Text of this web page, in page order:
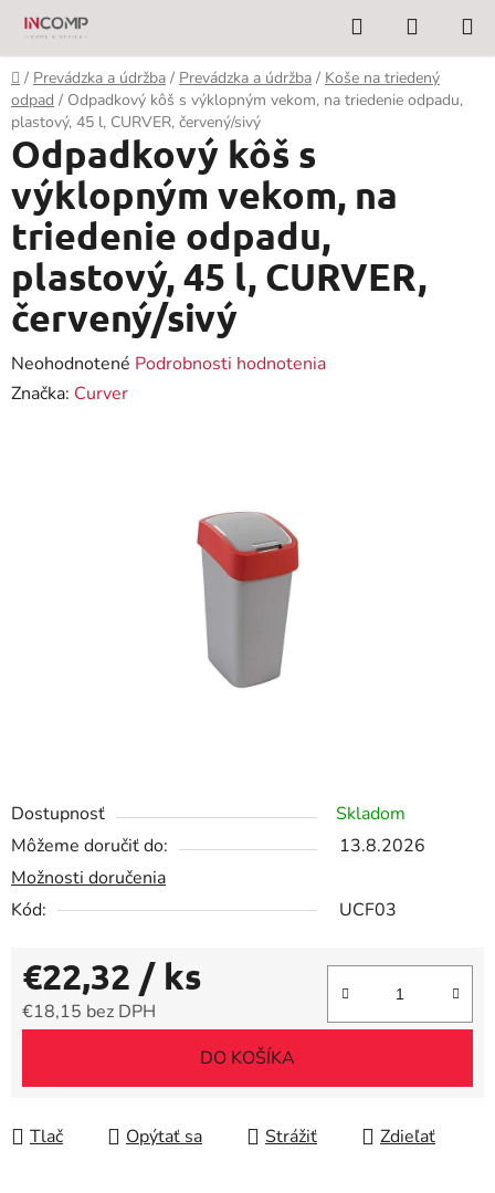
Prejsť
obsah
Hľadať
KOŠÍK
Domov
/ Prevádzka a údržba / Prevádzka a údržba / Koše na triedený
odpad / Odpadkový kôš s výklopným vekom, na triedenie odpadu,
plastový, 45 l, CURVER, červený/sivý
Dostupnosť
Skladom
Môžeme doručiť do:
13.8.2026
Možnosti doručenia
Kód:
UCF03
€22,32 / ks
€18,15 bez DPH
DO KOŠÍKA
Tlač Opýtať sa Strážiť Zdieľať
Odpadkový kôš s
výklopným vekom, na
triedenie odpadu,
plastový, 45 l, CURVER,
červený/sivý
Priemerné
hodnotenie
Neohodnotené Podrobnosti hodnotenia
Značka: Curver